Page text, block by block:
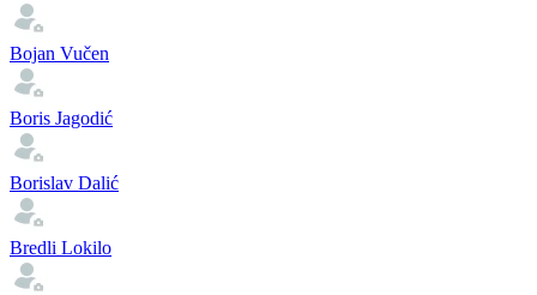
Bojan Vučen
Boris Jagodić
Borislav Dalić
Bredli Lokilo